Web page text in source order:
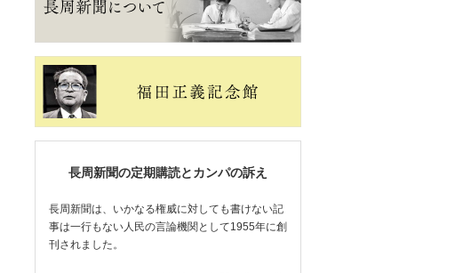
長周新聞の定期購読とカンパの訴え
長周新聞は、いかなる権威に対しても書けない記
事は一行もない人民の言論機関として1955年に創
刊されました。